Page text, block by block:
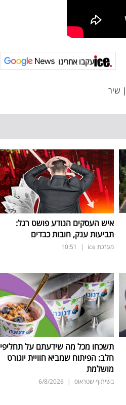
עקבו אחרינו
| שיר
איש העסקים הנודע פושט רגל:
תביעות ענק, חובות כבדים
מערכת ice |
10:51
תשכחו מכל מה שידעתם על תחליפי
חלב: הפיתוח שמביא חוויית יוגורט
מושלמת
בשיתוף שטראוס |
6/8/2026